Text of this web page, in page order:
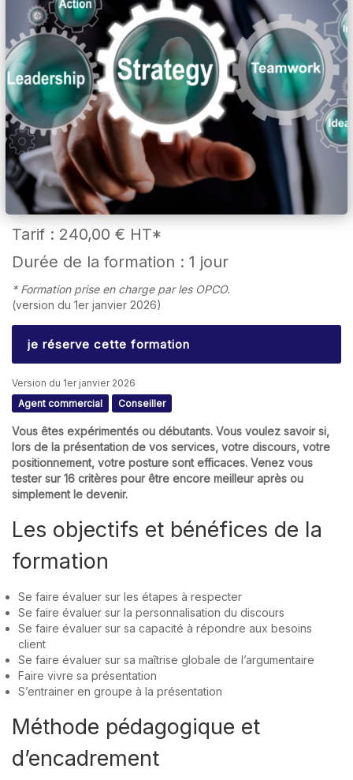
Tarif : 240,00 € HT*
Durée de la formation : 1 jour
* Formation prise en charge par les OPCO.
(version du 1er janvier 2026)
je réserve cette formation
Version du 1er janvier 2026
Agent commercial
Conseiller
Vous êtes expérimentés ou débutants. Vous voulez savoir si,
lors de la présentation de vos services, votre discours, votre
positionnement, votre posture sont efficaces. Venez vous
tester sur 16 critères pour être encore meilleur après ou
simplement le devenir.
Les objectifs et bénéfices de la
formation
Se faire évaluer sur les étapes à respecter
Se faire évaluer sur la personnalisation du discours
Se faire évaluer sur sa capacité à répondre aux besoins
client
Se faire évaluer sur sa maîtrise globale de l’argumentaire
Faire vivre sa présentation
S’entrainer en groupe à la présentation
Méthode pédagogique et
d’encadrement